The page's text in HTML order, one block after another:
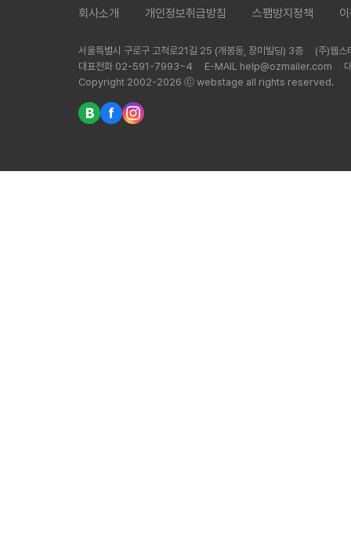
회사소개 개인정보취급방침 스팸방지정책
서울특별시 구로구 고척로21길 25 (개봉동, 장미빌딩) 3층
(주)웹스
대표전화 02-591-7993~4
E-MAIL help@ozmailer.com
Copyright 2002-2026 ⓒ webstage all rights reserved.